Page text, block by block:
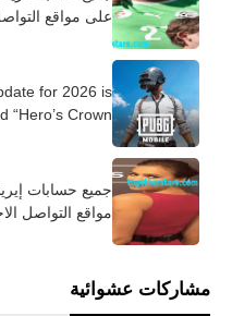
على مواقع
for 2026 is
“Hero’s Crown”.
مواقع التواصل
مشاركات عشوائية